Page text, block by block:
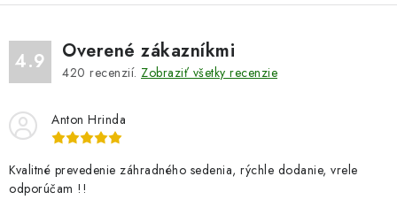
y
v
ý
p
s
4.9 Overené zákazníkmi
420 recenzií. Zobraziť všetky recenzie
Anton Hrinda
Kvalitné prevedenie záhradného sedenia, rýchle dodanie, vrele
odporúčam !!